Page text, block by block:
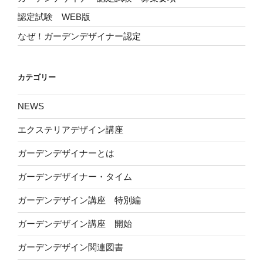
認定試験 WEB版
なぜ！ガーデンデザイナー認定
カテゴリー
NEWS
エクステリアデザイン講座
ガーデンデザイナーとは
ガーデンデザイナー・タイム
ガーデンデザイン講座 特別編
ガーデンデザイン講座 開始
ガーデンデザイン関連図書